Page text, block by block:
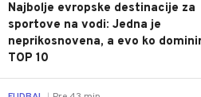
Najbolje evropske destinacije za
sportove na vodi: Jedna je
neprikosnovena, a evo ko
TOP 10